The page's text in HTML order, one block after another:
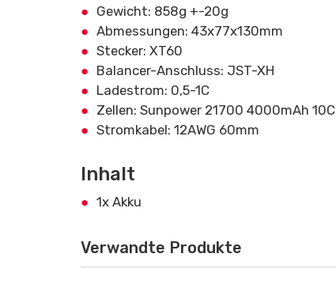
Gewicht: 858g +-20g
Abmessungen: 43x77x130mm
Stecker: XT60
Balancer-Anschluss: JST-XH
Ladestrom: 0,5-1C
Zellen: Sunpower 21700 4000mAh 10C
Stromkabel: 12AWG 60mm
Inhalt
1x Akku
Verwandte Produkte